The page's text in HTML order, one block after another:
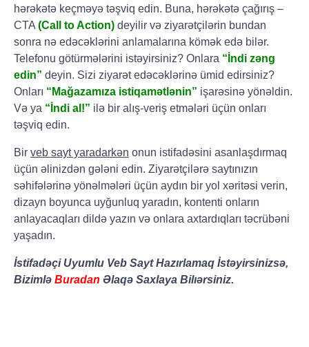
hərəkətə keçməyə təşviq edin. Buna, hərəkətə çağırış –
CTA (Call to Action) deyilir və ziyarətçilərin bundan
sonra nə edəcəklərini anlamalarına kömək edə bilər.
Telefonu götürmələrini istəyirsiniz? Onlara “İndi zəng
edin” deyin. Sizi ziyarət edəcəklərinə ümid edirsiniz?
Onları “Mağazamıza istiqamətlənin” işarəsinə yönəldin.
Və ya “İndi al!” ilə bir alış-veriş etmələri üçün onları
təşviq edin.
Bir veb sayt yaradarkən onun istifadəsini asanlaşdırmaq
üçün əlinizdən gələni edin. Ziyarətçilərə saytınızın
səhifələrinə yönəlmələri üçün aydın bir yol xəritəsi verin,
dizayn boyunca uyğunluq yaradın, kontenti onların
anlayacaqları dildə yazın və onlara axtardıqları təcrübəni
yaşadın.
İstifadəçi Uyumlu Veb Sayt Hazırlamaq İstəyirsinizsə,
Bizimlə Buradan Əlaqə Saxlaya Bilıərsiniz.